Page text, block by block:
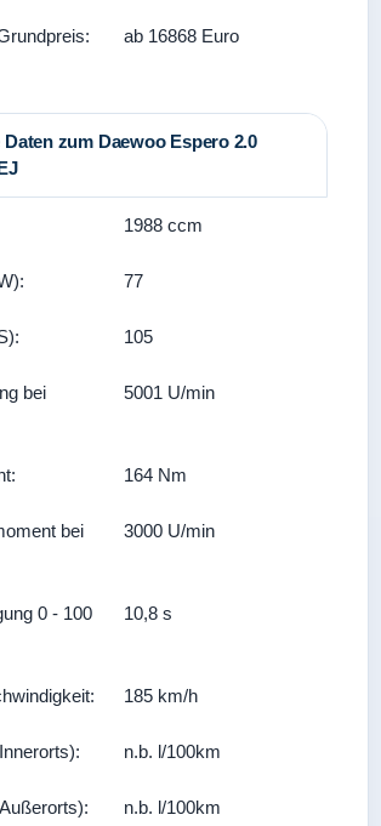
ab 16868 Euro
Daten zum Daewoo Espero 2.0
1988 ccm
77
105
bei
5001 U/min
164 Nm
bei
3000 U/min
0 - 100
10,8 s
185 km/h
n.b. l/100km
n.b. l/100km